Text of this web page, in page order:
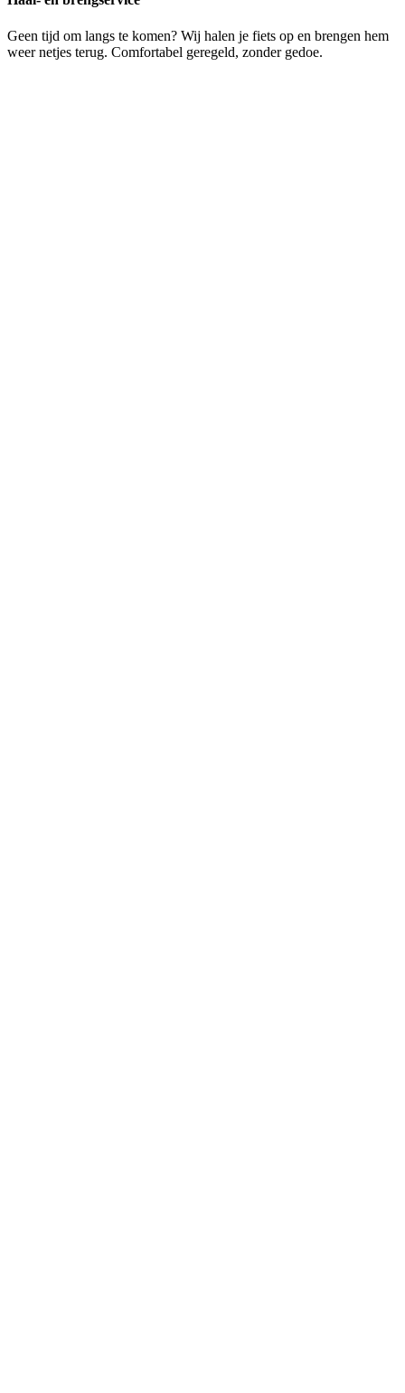
Geen tijd om langs te komen? Wij halen je fiets op en brengen hem
weer netjes terug. Comfortabel geregeld, zonder gedoe.